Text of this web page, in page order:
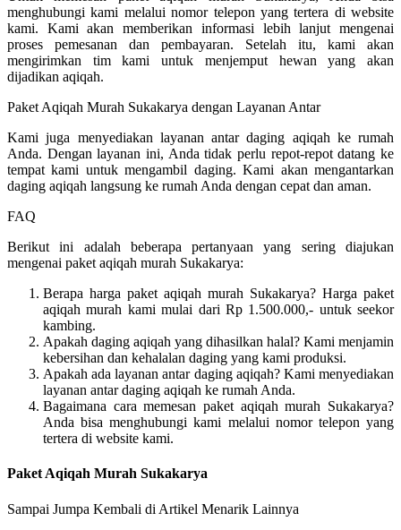
menghubungi kami melalui nomor telepon yang tertera di website
kami. Kami akan memberikan informasi lebih lanjut mengenai
proses pemesanan dan pembayaran. Setelah itu, kami akan
mengirimkan tim kami untuk menjemput hewan yang akan
dijadikan aqiqah.
Paket Aqiqah Murah Sukakarya dengan Layanan Antar
Kami juga menyediakan layanan antar daging aqiqah ke rumah
Anda. Dengan layanan ini, Anda tidak perlu repot-repot datang ke
tempat kami untuk mengambil daging. Kami akan mengantarkan
daging aqiqah langsung ke rumah Anda dengan cepat dan aman.
FAQ
Berikut ini adalah beberapa pertanyaan yang sering diajukan
mengenai paket aqiqah murah Sukakarya:
Berapa harga paket aqiqah murah Sukakarya? Harga paket
aqiqah murah kami mulai dari Rp 1.500.000,- untuk seekor
kambing.
Apakah daging aqiqah yang dihasilkan halal? Kami menjamin
kebersihan dan kehalalan daging yang kami produksi.
Apakah ada layanan antar daging aqiqah? Kami menyediakan
layanan antar daging aqiqah ke rumah Anda.
Bagaimana cara memesan paket aqiqah murah Sukakarya?
Anda bisa menghubungi kami melalui nomor telepon yang
tertera di website kami.
Paket Aqiqah Murah Sukakarya
Sampai Jumpa Kembali di Artikel Menarik Lainnya